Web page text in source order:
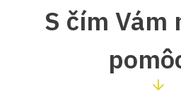
S čím Vám